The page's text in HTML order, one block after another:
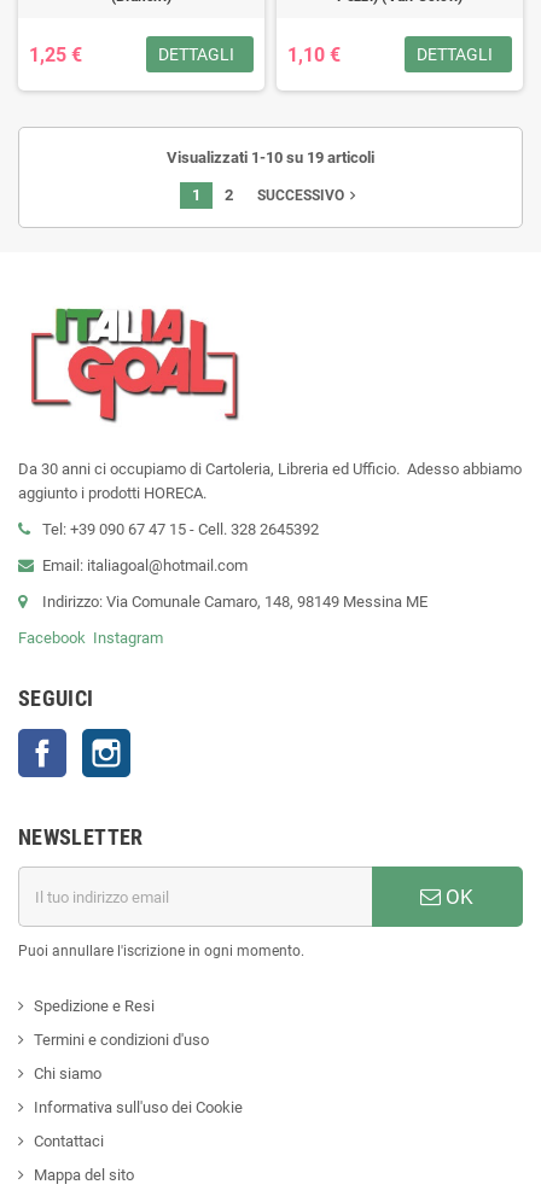
1,25 € DETTAGLI 1,10 € DETTAGLI
Visualizzati 1-10 su 19 articoli
1 2 SUCCESSIVO navigate_next
Da 30 anni ci occupiamo di Cartoleria, Libreria ed Ufficio. Adesso abbiamo
aggiunto i prodotti HORECA.
Tel: +39 090 67 47 15 - Cell. 328 2645392
Email: italiagoal@hotmail.com
Indirizzo: Via Comunale Camaro, 148, 98149 Messina ME
Facebook Instagram
SEGUICI
Facebook
NEWSLETTER
OK
Puoi annullare l'iscrizione in ogni momento.
Spedizione e Resi
Termini e condizioni d'uso
Chi siamo
Informativa sull'uso dei Cookie
Contattaci
Mappa del sito